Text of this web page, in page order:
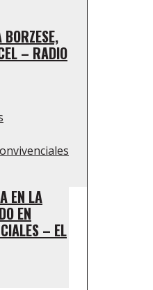
– RADIO
EN LA
EN
– EL